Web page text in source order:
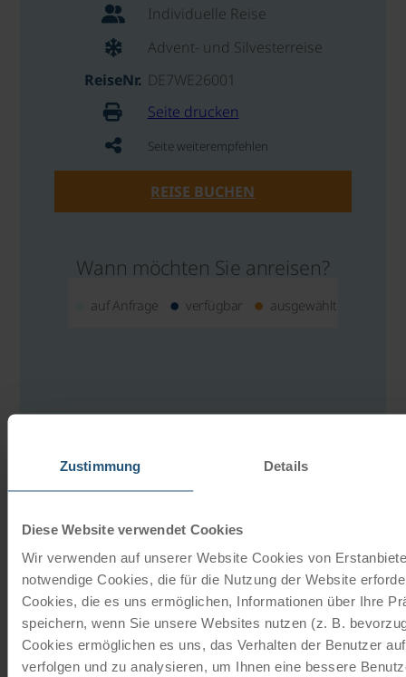
Zustimmung Details
Diese Website verwendet Cookies
Wir verwenden auf unserer Website Cookies von
notwendige Cookies, die für die Nutzung der Website
Cookies, die es uns ermöglichen, Informationen über Ihre
speichern, wenn Sie unsere Websites nutzen (z. B.
Cookies ermöglichen es uns, das Verhalten der Benutzer
verfolgen und zu analysieren, um Ihnen eine bessere
Individuelle Reise
Advent- und Silvesterreise
ReiseNr. DE7WE26001
Seite drucken
Seite weiterempfehlen
REISE BUCHEN
Wann möchten Sie anreisen?
auf Anfrage verfügbar ausgewählt
0043/732/2080-4030
E-MAIL SCHREIBEN
ANGEBOT ANFORDERN
PREISRECHNER